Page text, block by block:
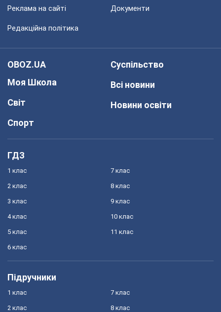
Реклама на сайті Документи
Редакційна політика
OBOZ.UA
Моя Школа
Світ
Спорт
Суспільство
Всі новини
Новини освіти
ГДЗ
1 клас
2 клас
3 клас
4 клас
5 клас
6 клас
7 клас
8 клас
9 клас
10 клас
11 клас
Підручники
1 клас
2 клас
7 клас
8 клас